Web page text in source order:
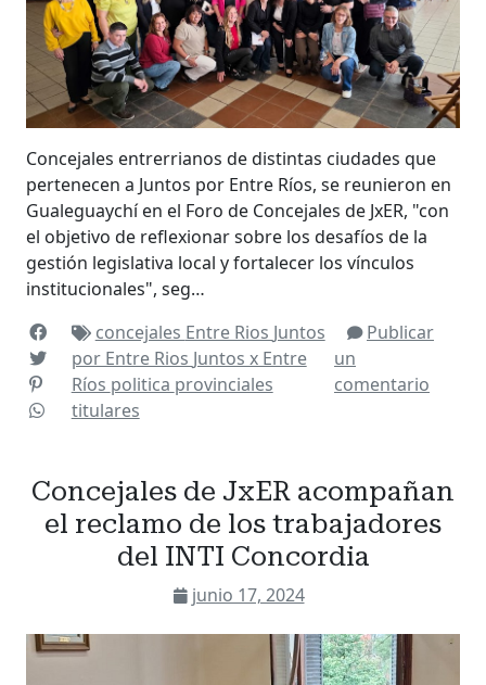
Concejales entrerrianos de distintas ciudades que
pertenecen a Juntos por Entre Ríos, se reunieron en
Gualeguaychí en el Foro de Concejales de JxER, "con
el objetivo de reflexionar sobre los desafíos de la
gestión legislativa local y fortalecer los vínculos
institucionales", seg…
concejales Entre Rios Juntos
por Entre Rios Juntos x Entre
Ríos politica provinciales
titulares
Publicar
un
comentario
Concejales de JxER acompañan
el reclamo de los trabajadores
del INTI Concordia
junio 17, 2024